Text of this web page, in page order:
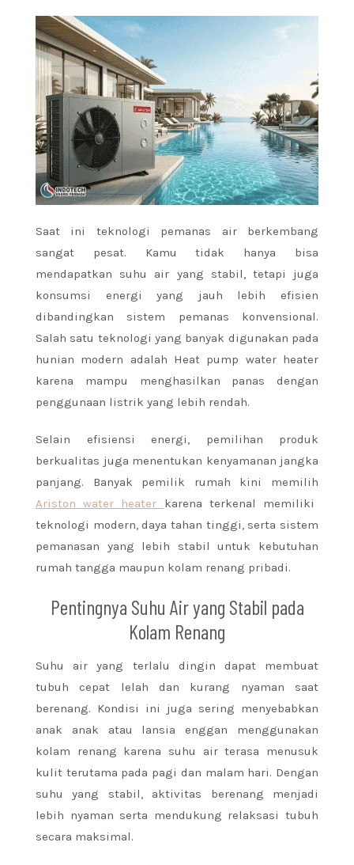
Saat ini teknologi pemanas air berkembang
sangat pesat. Kamu tidak hanya bisa
mendapatkan suhu air yang stabil, tetapi juga
konsumsi energi yang jauh lebih efisien
dibandingkan sistem pemanas konvensional.
Salah satu teknologi yang banyak digunakan pada
hunian modern adalah Heat pump water heater
karena mampu menghasilkan panas dengan
penggunaan listrik yang lebih rendah.
Selain efisiensi energi, pemilihan produk
berkualitas juga menentukan kenyamanan jangka
panjang. Banyak pemilik rumah kini memilih
Ariston water heater karena terkenal memiliki
teknologi modern, daya tahan tinggi, serta sistem
pemanasan yang lebih stabil untuk kebutuhan
rumah tangga maupun kolam renang pribadi.
Pentingnya Suhu Air yang Stabil pada
Kolam Renang
Suhu air yang terlalu dingin dapat membuat
tubuh cepat lelah dan kurang nyaman saat
berenang. Kondisi ini juga sering menyebabkan
anak anak atau lansia enggan menggunakan
kolam renang karena suhu air terasa menusuk
kulit terutama pada pagi dan malam hari. Dengan
suhu yang stabil, aktivitas berenang menjadi
lebih nyaman serta mendukung relaksasi tubuh
secara maksimal.